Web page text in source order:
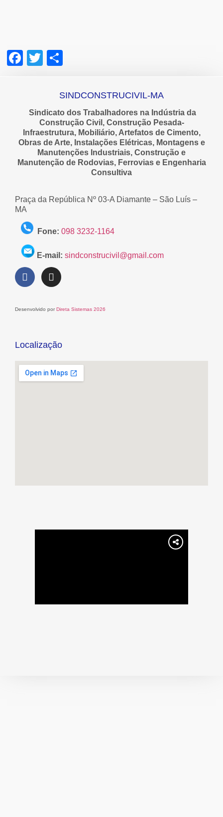
Facebook
Twitter
SINDCONSTRUCIVIL-MA
Sindicato dos Trabalhadores na Indústria da
Construção Civil, Construção Pesada-
Infraestrutura, Mobiliário, Artefatos de Cimento,
Obras de Arte, Instalações Elétricas, Montagens e
Manutenções Industriais, Construção e
Manutenção de Rodovias, Ferrovias e Engenharia
Consultiva
Praça da República Nº 03-A Diamante – São Luís –
MA
Fone: 098 3232-1164
E-mail: sindconstrucivil@gmail.com
Desenvolvido por Direta Sistemas 2026
Localização